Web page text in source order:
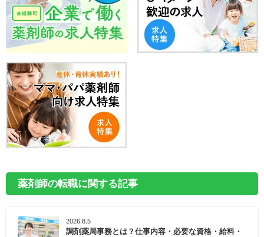
薬剤師の転職に関する記事
2026.8.5
調剤薬局事務とは？仕事内容・必要な資格・給料・